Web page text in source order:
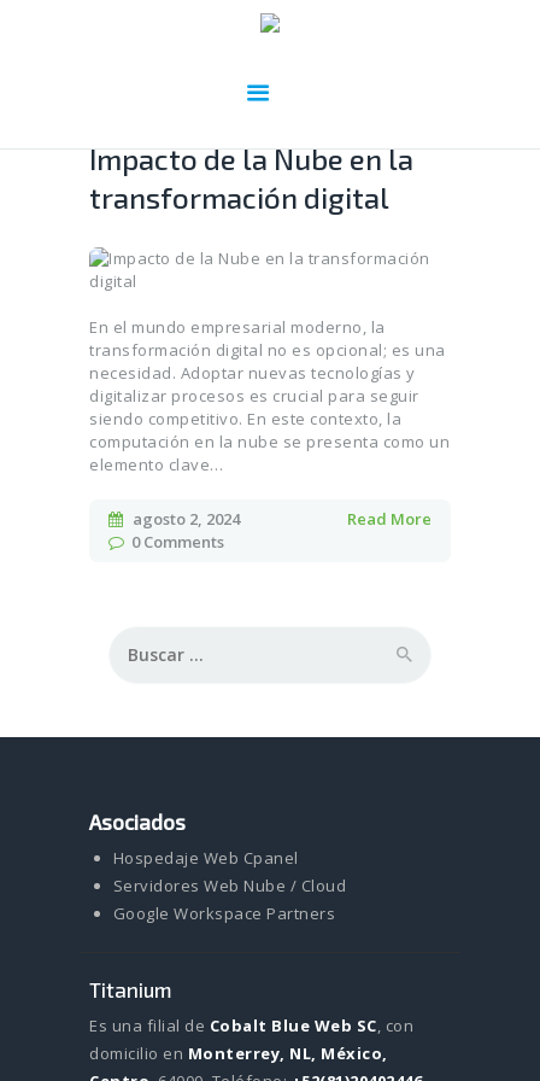
Impacto de la Nube en la
transformación digital
En el mundo empresarial moderno, la
transformación digital no es opcional; es una
necesidad. Adoptar nuevas tecnologías y
digitalizar procesos es crucial para seguir
siendo competitivo. En este contexto, la
computación en la nube se presenta como un
elemento clave…
agosto 2, 2024
0 Comments
Read More
Asociados
Hospedaje Web Cpanel
Servidores Web Nube / Cloud
Google Workspace Partners
Titanium
Es una filial de Cobalt Blue Web SC, con
domicilio en Monterrey, NL, México,